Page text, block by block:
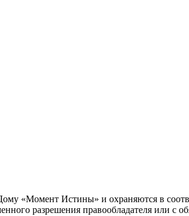
«Момент Истины» и охраняются в
разрешения правообладателя или с